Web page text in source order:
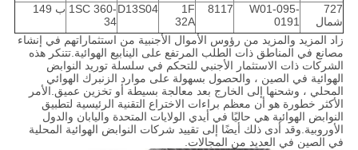
727
شمال
W01-095-
0191
8117
1F
32A
D13S04
1SC 360-
34
ب 149
زاد المزيد والمزيد من رؤوس الأموال الأجنبية من استثماراتهم في إنشاء
مصانع في المناطق ذات الطلب المرتفع على الينابيع الهوائية.تتنكر هذه
الشركات ذات الاستثمار الأجنبي للتحكم في سلسلة توريد النوابض
الهوائية في الصين ، والحصول بسهولة على موارد الزنبرك الهوائي
المحلي ، وشحنها إلى الخارج بعد معالجة بسيطة أو تخزين عميق.الأمر
الأكثر خطورة هو أن معظم براءات الاختراع التقنية الرئيسية لتطبيق
النوابض الهوائية هي حاليًا في أيدي الولايات المتحدة واليابان والدول
الأوروبية.وقد أدى ذلك أيضًا إلى تقييد شركات النوابض الهوائية المحلية
في الصين في العديد من المجالات.